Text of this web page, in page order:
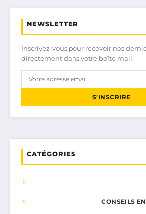
NEWSLETTER
Inscrivez-vous pour recevoir nos
directement dans votre boîte mail.
S'INSCRIRE
CATÉGORIES
CONSEILS